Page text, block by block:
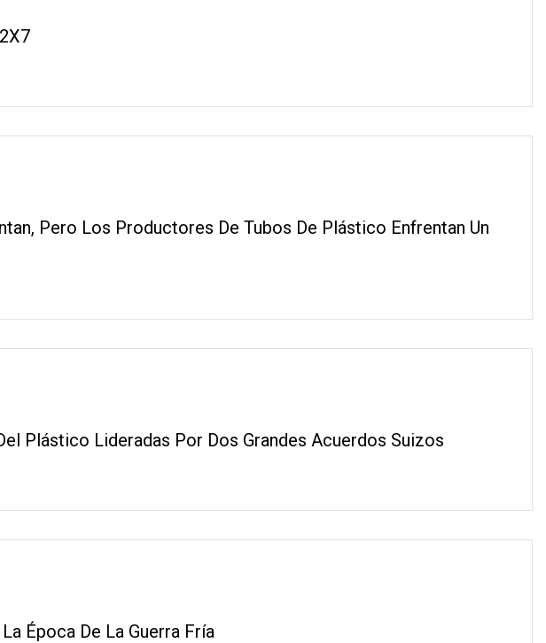
Pero Los Productores De Tubos De Plástico Enfrentan Un
Plástico Lideradas Por Dos Grandes Acuerdos Suizos
Época De La Guerra Fría